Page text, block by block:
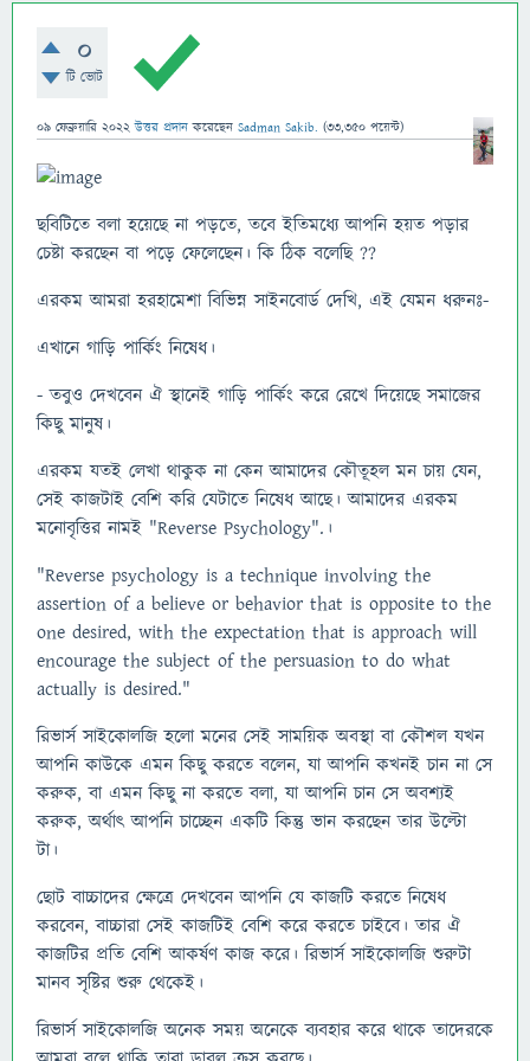
0
টি ভোট
09 ফেব্রুয়ারি 2022 উত্তর প্রদান করেছেন Sadman Sakib. (33,350 পয়েন্ট)
ছবিটিতে বলা হয়েছে না পড়তে, তবে ইতিমধ্যে আপনি হয়ত পড়ার
চেষ্টা করছেন বা পড়ে ফেলেছেন। কি ঠিক বলেছি ??
এরকম আমরা হরহামেশা বিভিন্ন সাইনবোর্ড দেখি, এই যেমন ধরুনঃ-
এখানে গাড়ি পার্কিং নিষেধ।
- তবুও দেখবেন ঐ স্থানেই গাড়ি পার্কিং করে রেখে দিয়েছে সমাজের
কিছু মানুষ।
এরকম যতই লেখা থাকুক না কেন আমাদের কৌতূহল মন চায় যেন,
সেই কাজটাই বেশি করি যেটাতে নিষেধ আছে। আমাদের এরকম
মনোবৃত্তির নামই "Reverse Psychology".।
"Reverse psychology is a technique involving the
assertion of a believe or behavior that is opposite to the
one desired, with the expectation that is approach will
encourage the subject of the persuasion to do what
actually is desired."
রিভার্স সাইকোলজি হলো মনের সেই সাময়িক অবস্থা বা কৌশল যখন
আপনি কাউকে এমন কিছু করতে বলেন, যা আপনি কখনই চান না সে
করুক, বা এমন কিছু না করতে বলা, যা আপনি চান সে অবশ্যই
করুক, অর্থাৎ আপনি চাচ্ছেন একটি কিন্তু ভান করছেন তার উল্টো
টা।
ছোট বাচ্চাদের ক্ষেত্রে দেখবেন আপনি যে কাজটি করতে নিষেধ
করবেন, বাচ্চারা সেই কাজটিই বেশি করে করতে চাইবে। তার ঐ
কাজটির প্রতি বেশি আকর্ষণ কাজ করে। রিভার্স সাইকোলজি শুরুটা
মানব সৃষ্টির শুরু থেকেই।
রিভার্স সাইকোলজি অনেক সময় অনেকে ব্যবহার করে থাকে তাদেরকে